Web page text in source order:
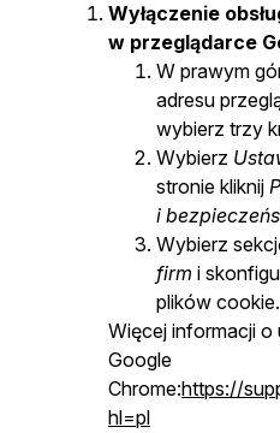
Wyłączenie
w przeglądarce
W prawym
adresu
wybierz trzy
Wybierz
stronie kliknij
i
Wybierz
firm i
plików cookie.
Więcej informacji o
Google
Chrome:https://
hl=pl